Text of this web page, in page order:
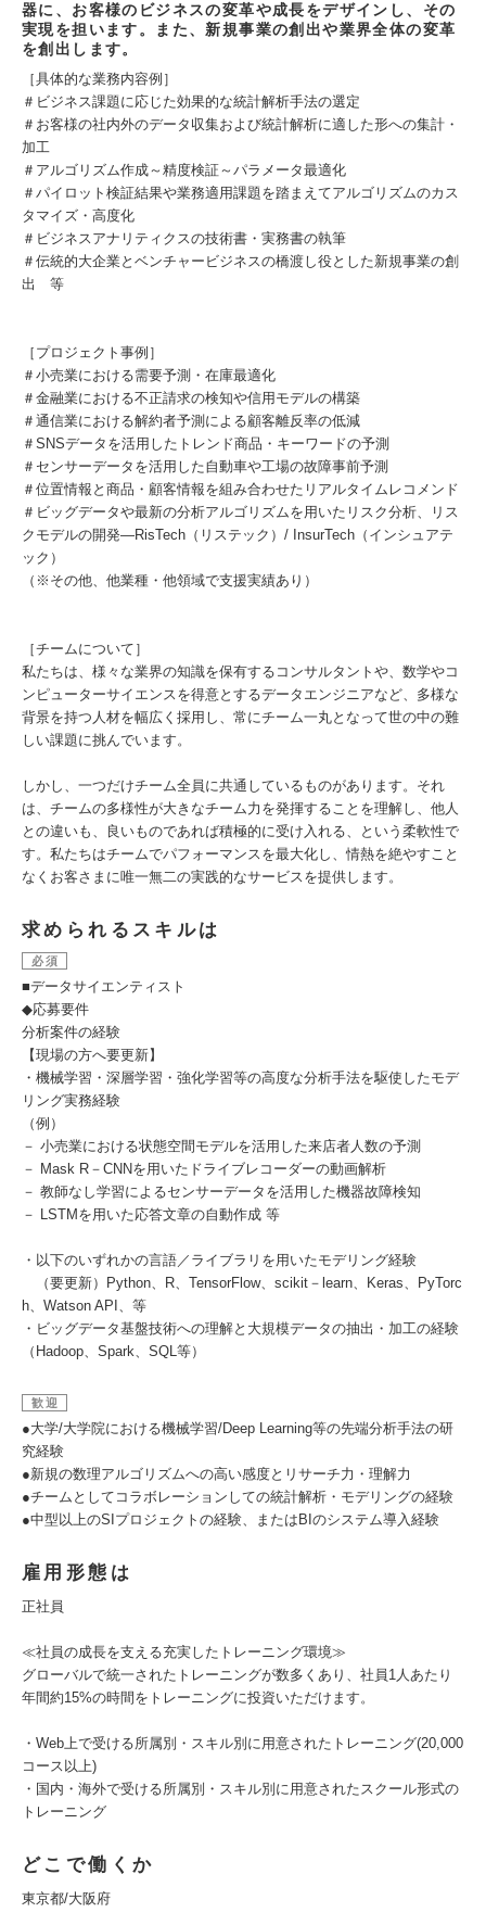
器に、お客様のビジネスの変革や成長をデザインし、その
実現を担います。また、新規事業の創出や業界全体の変革
を創出します。
［具体的な業務内容例］
＃ビジネス課題に応じた効果的な統計解析手法の選定
＃お客様の社内外のデータ収集および統計解析に適した形への集計・
加工
＃アルゴリズム作成～精度検証～パラメータ最適化
＃パイロット検証結果や業務適用課題を踏まえてアルゴリズムのカス
タマイズ・高度化
＃ビジネスアナリティクスの技術書・実務書の執筆
＃伝統的大企業とベンチャービジネスの橋渡し役とした新規事業の創
出 等
［プロジェクト事例］
＃小売業における需要予測・在庫最適化
＃金融業における不正請求の検知や信用モデルの構築
＃通信業における解約者予測による顧客離反率の低減
＃SNSデータを活用したトレンド商品・キーワードの予測
＃センサーデータを活用した自動車や工場の故障事前予測
＃位置情報と商品・顧客情報を組み合わせたリアルタイムレコメンド
＃ビッグデータや最新の分析アルゴリズムを用いたリスク分析、リス
クモデルの開発―RisTech（リステック）/ InsurTech（インシュアテ
ック）
（※その他、他業種・他領域で支援実績あり）
［チームについて］
私たちは、様々な業界の知識を保有するコンサルタントや、数学やコ
ンピューターサイエンスを得意とするデータエンジニアなど、多様な
背景を持つ人材を幅広く採用し、常にチーム一丸となって世の中の難
しい課題に挑んでいます。
しかし、一つだけチーム全員に共通しているものがあります。それ
は、チームの多様性が大きなチーム力を発揮することを理解し、他人
との違いも、良いものであれば積極的に受け入れる、という柔軟性で
す。私たちはチームでパフォーマンスを最大化し、情熱を絶やすこと
なくお客さまに唯一無二の実践的なサービスを提供します。
求められるスキルは
必須
■データサイエンティスト
◆応募要件
分析案件の経験
【現場の方へ要更新】
・機械学習・深層学習・強化学習等の高度な分析手法を駆使したモデ
リング実務経験
（例）
－ 小売業における状態空間モデルを活用した来店者人数の予測
－ Mask R－CNNを用いたドライブレコーダーの動画解析
－ 教師なし学習によるセンサーデータを活用した機器故障検知
－ LSTMを用いた応答文章の自動作成 等
・以下のいずれかの言語／ライブラリを用いたモデリング経験
（要更新）Python、R、TensorFlow、scikit－learn、Keras、PyTorc
h、Watson API、等
・ビッグデータ基盤技術への理解と大規模データの抽出・加工の経験
（Hadoop、Spark、SQL等）
歓迎
●大学/大学院における機械学習/Deep Learning等の先端分析手法の研
究経験
●新規の数理アルゴリズムへの高い感度とリサーチ力・理解力
●チームとしてコラボレーションしての統計解析・モデリングの経験
●中型以上のSIプロジェクトの経験、またはBIのシステム導入経験
雇用形態は
正社員
≪社員の成長を支える充実したトレーニング環境≫
グローバルで統一されたトレーニングが数多くあり、社員1人あたり
年間約15%の時間をトレーニングに投資いただけます。
・Web上で受ける所属別・スキル別に用意されたトレーニング(20,000
コース以上)
・国内・海外で受ける所属別・スキル別に用意されたスクール形式の
トレーニング
どこで働くか
東京都/大阪府